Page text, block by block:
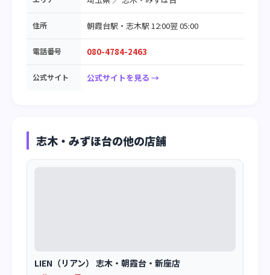
住所 朝霞台駅・志木駅 12:00翌 05:00
電話番号 080-4784-2463
公式サイト 公式サイトを見る →
志木・みずほ台の他の店舗
LIEN（リアン） 志木・朝霞台・新座店